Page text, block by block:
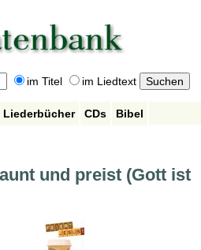
im Titel im Liedtext
Liederbücher CDs
Bibel
und preist (Gott ist